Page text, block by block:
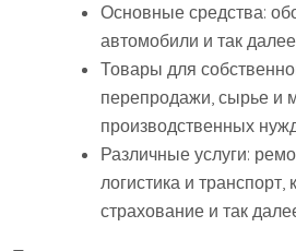
Основные средства:
автомобили и так
Товары для
перепродажи, сырье и
производственных
Различные услуги:
логистика и транспорт,
страхование и так